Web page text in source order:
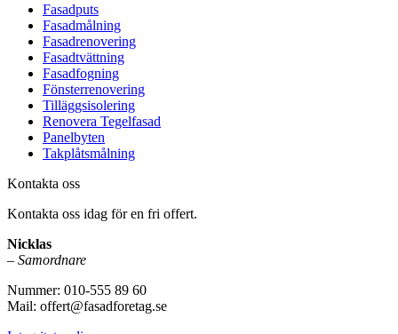
Fasadputs
Fasadmålning
Fasadrenovering
Fasadtvättning
Fasadfogning
Fönsterrenovering
Tilläggsisolering
Renovera Tegelfasad
Panelbyten
Takplåtsmålning
Kontakta oss
Kontakta oss idag för en fri offert.
Nicklas
– Samordnare
Nummer: 010-555 89 60
Mail: offert@fasadforetag.se